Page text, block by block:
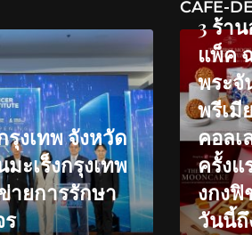
รุงเทพ จังหวัด
ะเร็งกรุงเทพ
ายการรักษา
CAFE-
3 ร้า
แพ็ค
พระจั
พรีเมี
คอลเ
ครั้งแ
งกงฟิ
วันนี้ถึ